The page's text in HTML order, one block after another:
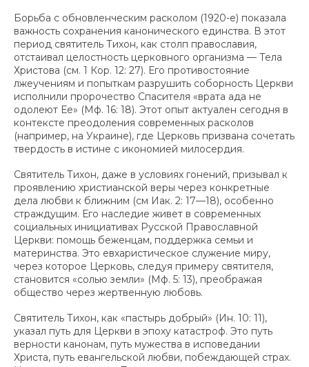
Борьба с обновленческим расколом (1920-е) показала
важность сохранения канонического единства. В этот
период святитель Тихон, как столп православия,
отстаивал целостность церковного организма — Тела
Христова (см. 1 Кор. 12: 27). Его противостояние
лжеучениям и попыткам разрушить соборность Церкви
исполнили пророчество Спасителя «врата ада не
одолеют Ее» (Мф. 16: 18). Этот опыт актуален сегодня в
контексте преодоления современных расколов
(например, на Украине), где Церковь призвана сочетать
твердость в истине с икономией милосердия.
Святитель Тихон, даже в условиях гонений, призывал к
проявлению христианской веры через конкретные
дела любви к ближним (см Иак. 2: 17—18), особенно
страждущим. Его наследие живет в современных
социальных инициативах Русской Православной
Церкви: помощь беженцам, поддержка семьи и
материнства. Это евхаристическое служение миру,
через которое Церковь, следуя примеру святителя,
становится «солью земли» (Мф. 5: 13), преображая
общество через жертвенную любовь.
Святитель Тихон, как «пастырь добрый» (Ин. 10: 11),
указал путь для Церкви в эпоху катастроф. Это путь
верности канонам, путь мужества в исповедании
Христа, путь евангельской любви, побеждающей страх.